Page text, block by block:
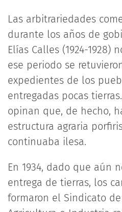
Las arbitrariedades
durante los años de
Elías Calles (1924-1928)
ese periodo se
expedientes de los
entregadas pocas
opinan que, de hecho,
estructura agraria
continuaba ilesa.
En 1934, dado que aún
entrega de tierras, los
formaron el Sindicato